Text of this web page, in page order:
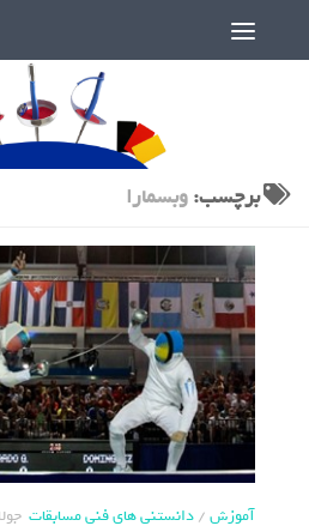
برچسب:وبسمارا
آموزش/دانستنی های فنی مسابقات جولای 15, 2024